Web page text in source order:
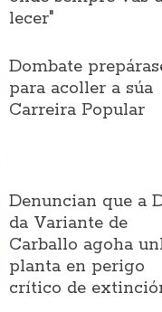
lecer"
Dombate
para acoller a súa
Carreira Popular
Denuncian que a
da Variante de
Carballo agoha
planta en perigo
crítico de